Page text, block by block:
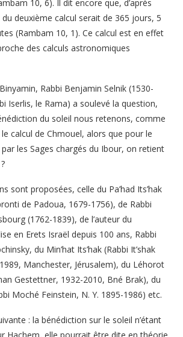
10, 6). Il dit encore que, d’après
deuxième calcul serait de 365 jours, 5
(Rambam 10, 1). Ce calcul est en effet
des calculs astronomiques
Rabbi Benjamin Selnik (1530-
Iserlis, le Rama) a soulevé la question,
du soleil nous retenons, comme
le calcul de Chmouel, alors que pour le
les Sages chargés du Ibour, on retient
sont proposées, celle du Pa’had Its’hak
de Padoua, 1679-1756), de Rabbi
(1762-1839), de l’auteur du
en Erets Israël depuis 100 ans, Rabbi
du Min’hat Its’hak (Rabbi It’shak
Manchester, Jérusalem), du Léhorot
Gestettner, 1932-2010, Bné Brak), du
Moché Feinstein, N. Y. 1895-1986) etc.
: la bénédiction sur le soleil n’étant